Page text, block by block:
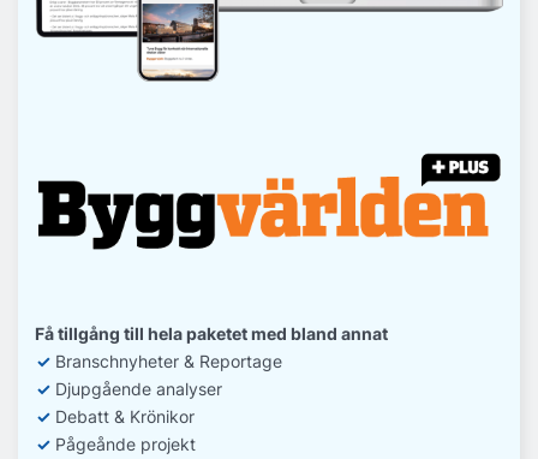
Få tillgång till hela paketet med bland annat
✓ Branschnyheter & Reportage
✓ Djupgående analyser
✓ Debatt & Krönikor
✓ Pågeånde projekt